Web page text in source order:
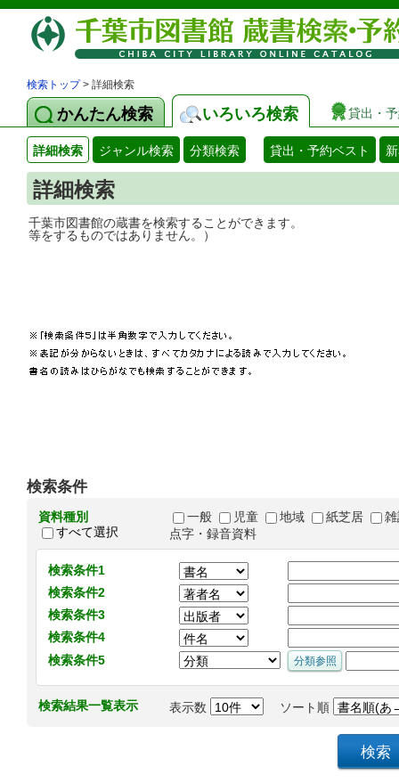
検索トップ> 詳細検索
かんたん検索 いろいろ検索 貸出・
詳細検索 ジャンル検索 分類検索 貸出・予約ベスト
詳細検索
千葉市図書館の蔵書を検索することがで
等をするものではありません。）
検索条件
資料種別
すべて選択
一般 児童 地域 紙芝居
点字・録音資料
検索条件1
検索条件2
検索条件3
検索条件4
検索条件5
検索結果一覧表示 表示数 ソート順